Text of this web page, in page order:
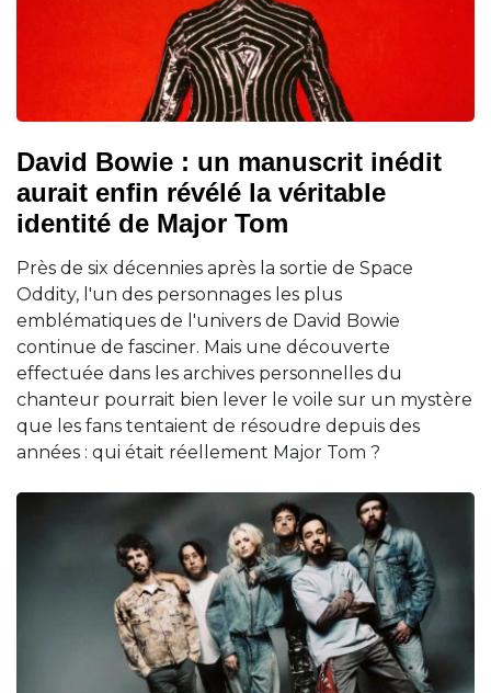
David Bowie : un manuscrit inédit
aurait enfin révélé la véritable
identité de Major Tom
Près de six décennies après la sortie de Space
Oddity, l'un des personnages les plus
emblématiques de l'univers de David Bowie
continue de fasciner. Mais une découverte
effectuée dans les archives personnelles du
chanteur pourrait bien lever le voile sur un mystère
que les fans tentaient de résoudre depuis des
années : qui était réellement Major Tom ?